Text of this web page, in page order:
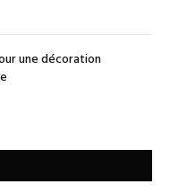
une décoration